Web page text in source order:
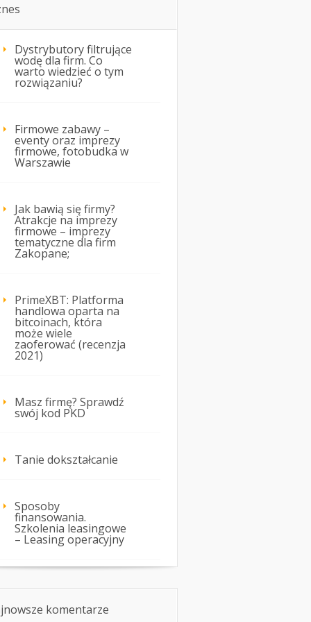
Dystrybutory filtrujące
wodę dla firm. Co
warto wiedzieć o tym
rozwiązaniu?
Firmowe zabawy –
eventy oraz imprezy
firmowe, fotobudka w
Warszawie
Jak bawią się firmy?
Atrakcje na imprezy
firmowe – imprezy
tematyczne dla firm
Zakopane;
PrimeXBT: Platforma
handlowa oparta na
bitcoinach, która
może wiele
zaoferować (recenzja
2021)
Masz firmę? Sprawdź
swój kod PKD
Tanie dokształcanie
Sposoby
finansowania.
Szkolenia leasingowe
– Leasing operacyjny
komentarze